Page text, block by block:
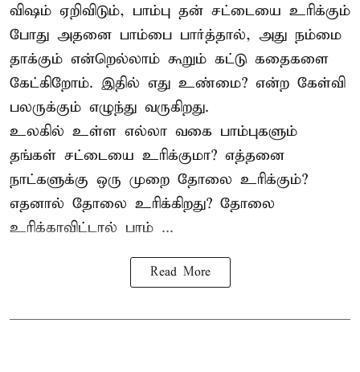
விஷம் ஏறிவிடும், பாம்பு தன் சட்டையை உரிக்கும்
போது அதனை பாம்பை பார்த்தால், அது நம்மை
தாக்கும் என்றெல்லாம் கூறும் கட்டு கதைகளை
கேட்கிறோம். இதில் எது உண்மை? என்ற கேள்வி
பலருக்கும் எழுந்து வருகிறது.
உலகில் உள்ள எல்லா வகை பாம்புகளும்
தங்கள் சட்டையை உரிக்குமா? எத்தனை
நாட்களுக்கு ஒரு முறை தோலை உரிக்கும்?
எதனால் தோலை உரிக்கிறது? தோலை
உரிக்காவிட்டால் பாம் ...
Read More